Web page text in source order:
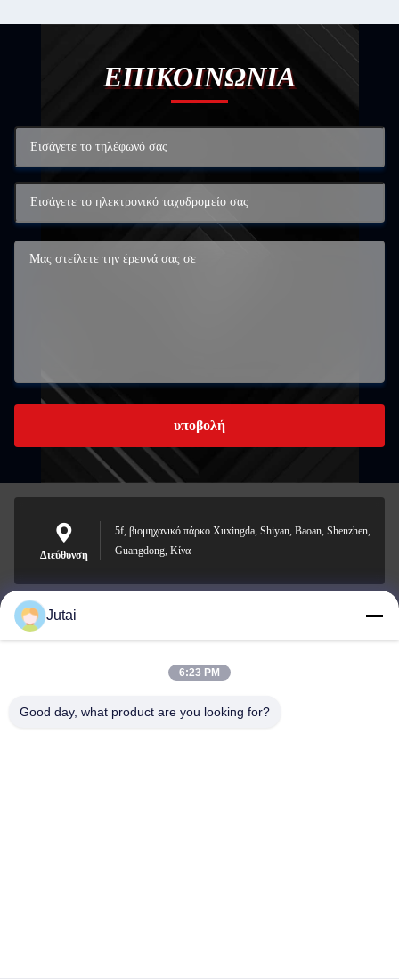
ΕΠΙΚΟΙΝΩΝΙΑ
υποβολή
Διεύθυνση
5f, βιομηχανικό πάρκο Xuxingda, Shiyan, Baoan, Shenzhen,
Guangdong, Κίνα
jutaisales18@gmail.com
Jutai
6:23 PM
Good day, what product are you looking for?